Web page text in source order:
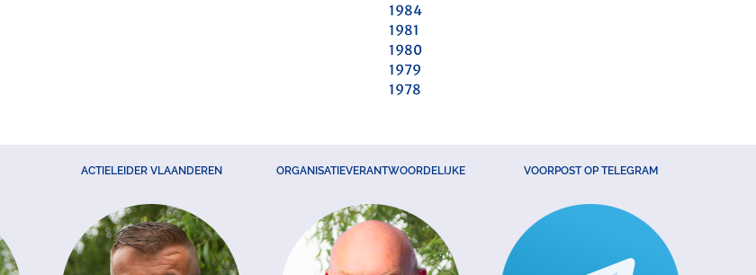
1984
1981
1980
1979
1978
ACTIELEIDER VLAANDEREN ORGANISATIEVERANTWOORDELIJKE VOORPOST OP TELEGRAM